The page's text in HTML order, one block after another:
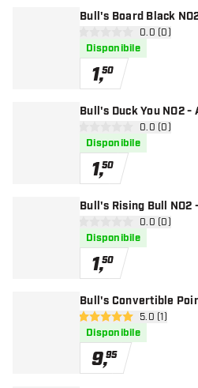
Bull's Board Black
apri
0 stelle di valutazione
0.0 (0)
Disponibile
1,50
Bull's Duck You NO2
apri
0 stelle di valutazione
0.0 (0)
Disponibile
1,50
Bull's Rising Bull
apri
0 stelle di valutazione
0.0 (0)
Disponibile
1,50
Bull's Convertible
apri pannello
5 stelle di valutazione
5.0 (1)
Disponibile
9,95